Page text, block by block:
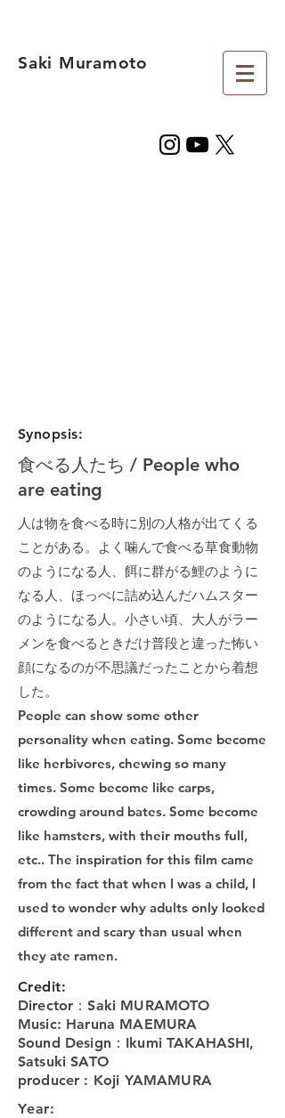
Saki Muramoto
Synopsis:
食べる人たち / People who
are eating
人は物を食べる時に別の人格が出てくる
ことがある。よく噛んで食べる草食動物
のようになる人、餌に群がる鯉のように
なる人、ほっぺに詰め込んだハムスター
のようになる人。小さい頃、大人がラー
メンを食べるときだけ普段と違った怖い
顔になるのが不思議だったことから着想
した。
People can show some other
personality when eating. Some become
like herbivores, chewing so many
times. Some become like carps,
crowding around bates. Some become
like hamsters, with their mouths full,
etc.. The inspiration for this film came
from the fact that when I was a child, I
used to wonder why adults only looked
different and scary than usual when
they ate ramen.
Credit:
Director：Saki MURAMOTO
Music: Haruna MAEMURA
Sound Design：Ikumi TAKAHASHI,
Satsuki SATO
producer : Koji YAMAMURA
Year: